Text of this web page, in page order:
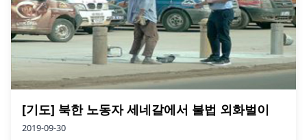
[기도] 북한 노동자 세네갈에서 불법 외화벌이
2019-09-30